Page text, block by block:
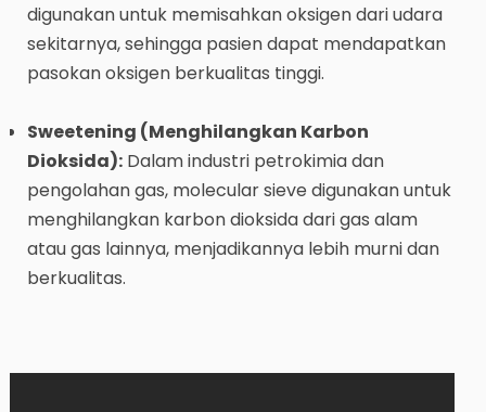
digunakan untuk memisahkan oksigen dari udara
sekitarnya, sehingga pasien dapat mendapatkan
pasokan oksigen berkualitas tinggi.
Sweetening (Menghilangkan Karbon
Dioksida):Dalam industri petrokimia dan
pengolahan gas, molecular sieve digunakan untuk
menghilangkan karbon dioksida dari gas alam
atau gas lainnya, menjadikannya lebih murni dan
berkualitas.